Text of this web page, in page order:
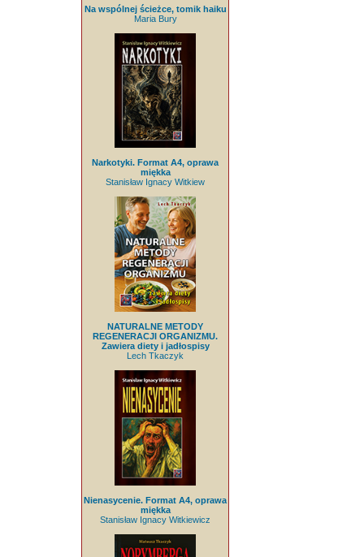
Na wspólnej ścieżce, tomik haiku
Maria Bury
Narkotyki. Format A4, oprawa
miękka
Stanisław Ignacy Witkiew
NATURALNE METODY
REGENERACJI ORGANIZMU.
Zawiera diety i jadłospisy
Lech Tkaczyk
Nienasycenie. Format A4, oprawa
miękka
Stanisław Ignacy Witkiewicz